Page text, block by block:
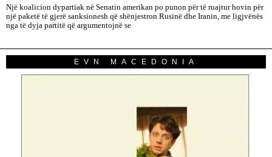
Një koalicion dypartiak në Senatin amerikan po punon për të ruajtur hovin për
një paketë të gjerë sanksionesh që shënjestron Rusinë dhe Iranin, me ligjvënës
nga të dyja partitë që argumentojnë se
EVN MACEDONIA